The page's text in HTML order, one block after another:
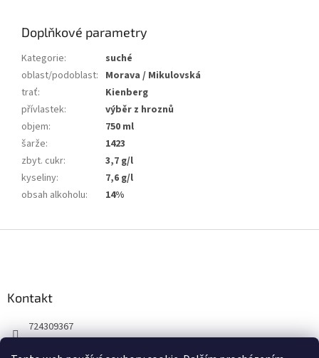
Doplňkové parametry
Kategorie:
suché
oblast/podoblast: Morava / Mikulovská
trať:
Kienberg
přívlastek:
výběr z hroznů
objem:
750 ml
šarže:
1423
zbyt. cukr:
3,7 g/l
kyseliny:
7,6 g/l
obsah alkoholu: 14%
Kontakt
724309367